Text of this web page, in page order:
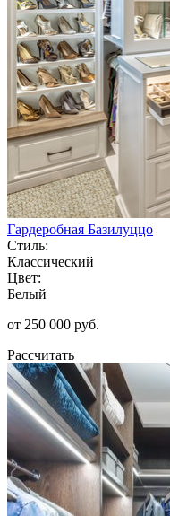
Гардеробная Базилуццо
Стиль:
Классический
Цвет:
Белый
от 250 000 руб.
Рассчитать